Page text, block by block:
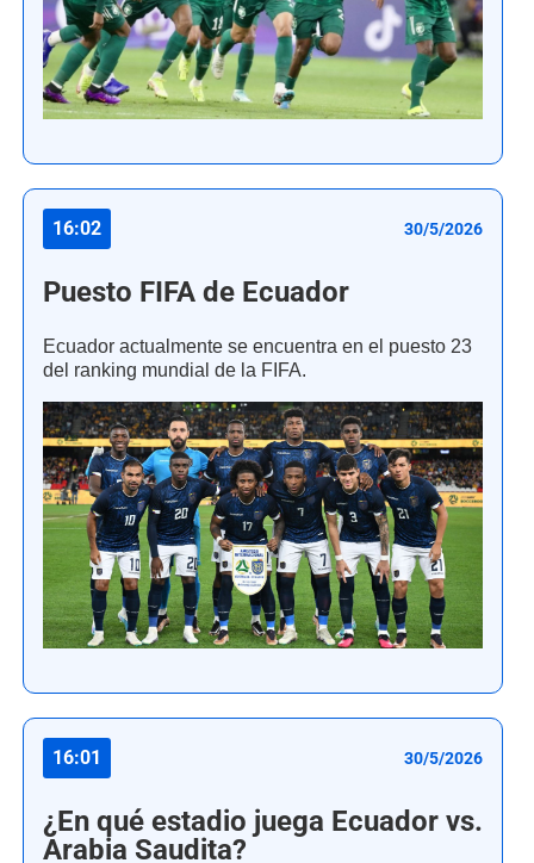
16:02 30/5/2026
Puesto FIFA de Ecuador
Ecuador actualmente se encuentra en el puesto 23
del ranking mundial de la FIFA.
16:01 30/5/2026
¿En qué estadio juega Ecuador vs.
Arabia Saudita?